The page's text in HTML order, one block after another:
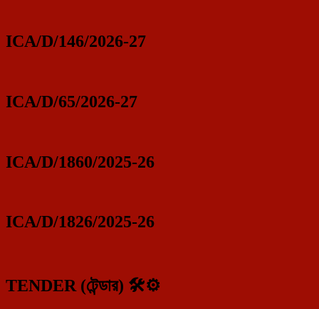
ICA/D/146/2026-27
ICA/D/65/2026-27
ICA/D/1860/2025-26
ICA/D/1826/2025-26
TENDER (টেন্ডার) 🛠️⚙️